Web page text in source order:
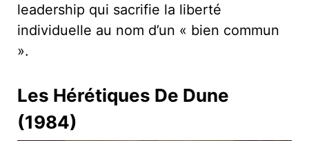
leadership qui sacrifie la liberté
individuelle au nom d’un « bien commun
».
Les Hérétiques De Dune
(1984)